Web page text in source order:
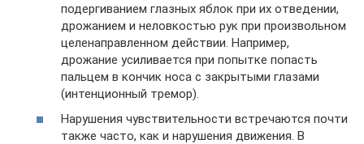
подергиванием глазных яблок при их отведении,
дрожанием и неловкостью рук при произвольном
целенаправленном действии. Например,
дрожание усиливается при попытке попасть
пальцем в кончик носа с закрытыми глазами
(интенционный тремор).
Нарушения чувствительности встречаются почти
также часто, как и нарушения движения. В